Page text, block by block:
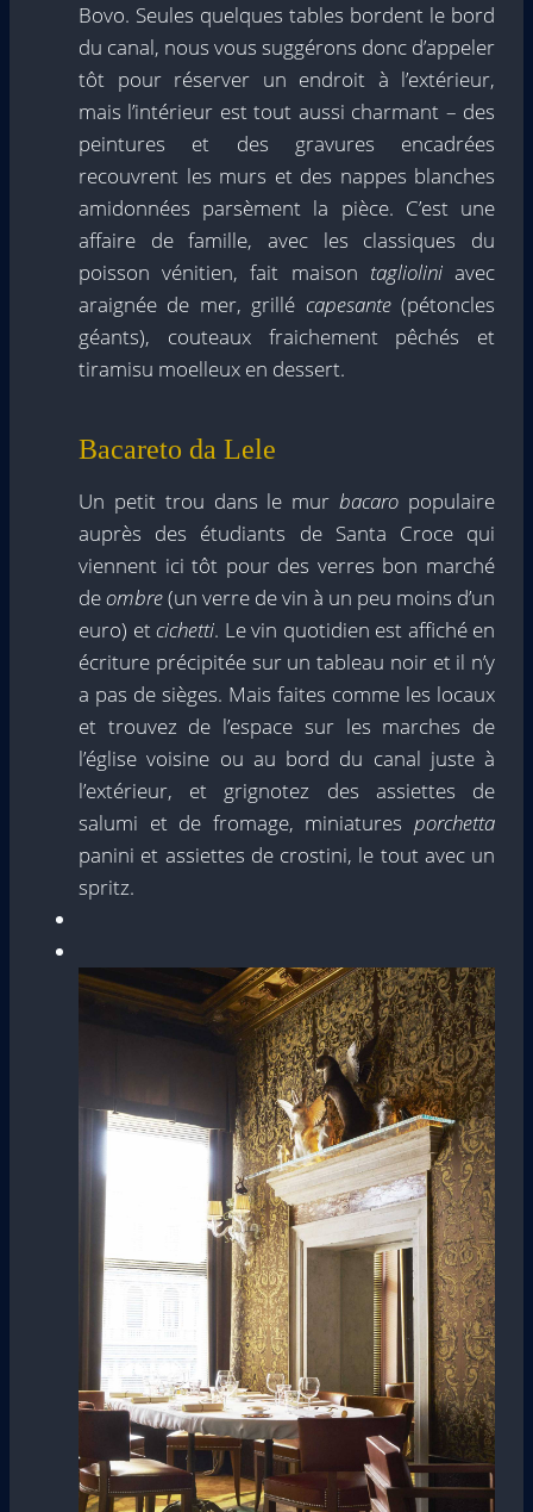
Bovo. Seules quelques tables bordent le bord
du canal, nous vous suggérons donc d’appeler
tôt pour réserver un endroit à l’extérieur,
mais l’intérieur est tout aussi charmant – des
peintures et des gravures encadrées
recouvrent les murs et des nappes blanches
amidonnées parsèment la pièce. C’est une
affaire de famille, avec les classiques du
poisson vénitien, fait maison taglioliniavec
araignée de mer, grillé capesante(pétoncles
géants), couteaux fraichement pêchés et
tiramisu moelleux en dessert.
Bacareto da Lele
Un petit trou dans le murbacaro populaire
auprès des étudiants de Santa Croce qui
viennent ici tôt pour des verres bon marché
deombre(un verre de vin à un peu moins d’un
euro) etcichetti. Le vin quotidien est affiché en
écriture précipitée sur un tableau noir et il n’y
a pas de sièges. Mais faites comme les locaux
et trouvez de l’espace sur les marches de
l’église voisine ou au bord du canal juste à
l’extérieur, et grignotez des assiettes de
salumi et de fromage, miniatures porchetta
panini et assiettes de crostini, le tout avec un
spritz.